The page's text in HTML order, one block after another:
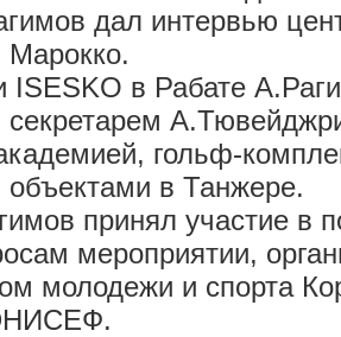
дал интервью
Марокко.
ISESKO в Рабате
секретарем
гольф-
в Танжере.
принял участие в
мероприятии,
молодежи и спорта